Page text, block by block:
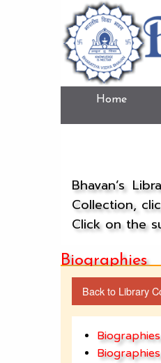
Home
Bhavan’s
Collection,
Click on the
Biographies
Back to Library
Biographies